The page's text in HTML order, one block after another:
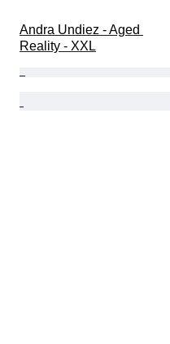
Andra Undiez - Aged
Reality - XXL